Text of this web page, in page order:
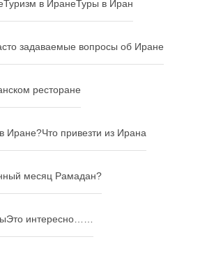
Туризм в ИранеТуры в Иран
задаваемые вопросы об Иране
ресторане
Иране?Что привезти из Ирана
месяц Рамадан?
Это интересно……